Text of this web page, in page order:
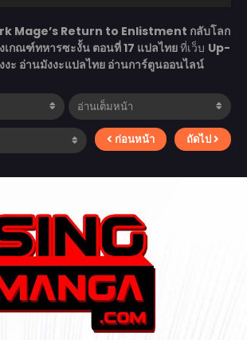
Mage’s Return to Enlistment กลับโลก
เกณฑ์ทหารซะงั้น ตอนที่ 17 แปลไทยที่เว็บ Up-
ะ อ่านมังงะแปลไทย อ่านการ์ตูนออนไลน์
ก่อนหน้า ถัดไป